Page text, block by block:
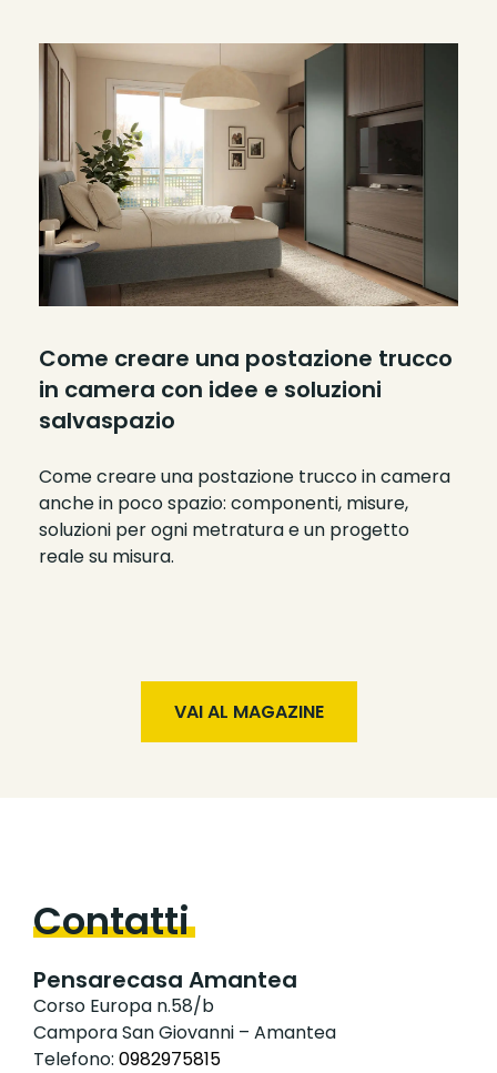
Come creare una postazione trucco
in camera con idee e soluzioni
salvaspazio
Come creare una postazione trucco in camera
anche in poco spazio: componenti, misure,
soluzioni per ogni metratura e un progetto
reale su misura.
VAI AL MAGAZINE
Contatti
Pensarecasa Amantea
Corso Europa n.58/b
Campora San Giovanni – Amantea
Telefono: 0982975815